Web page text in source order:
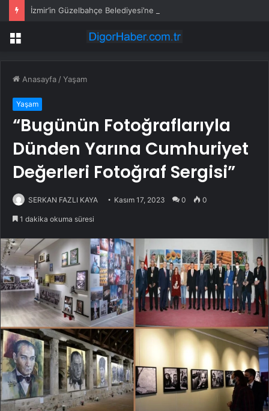
Menü
Anasayfa /Yaşam
Yaşam
“Bugünün Fotoğraflarıyla
Dünden Yarına Cumhuriyet
Değerleri Fotoğraf Sergisi”
SERKAN FAZLI KAYA Kasım 17, 2023 0 0
1 dakika okuma süresi